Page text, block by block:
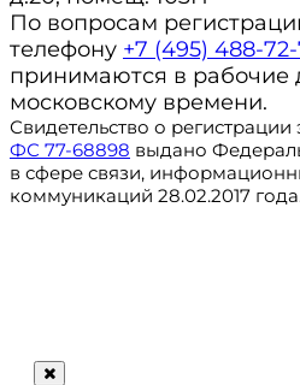
По вопросам
телефону +7 (495) 488-
принимаются в рабочие
московскому времени.
Свидетельство о
ФС 77-68898 выдано
в сфере связи,
коммуникаций 28.02.2017